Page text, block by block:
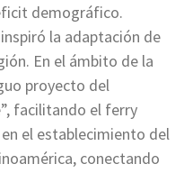
demográfico.
la adaptación de
En el ámbito de la
proyecto del
facilitando el ferry
el establecimiento del
conectando